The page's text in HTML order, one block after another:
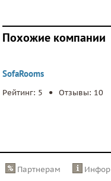
Похожие компании
SofaRooms
Рейтинг: 5 . Отзывы: 10
Партнерам